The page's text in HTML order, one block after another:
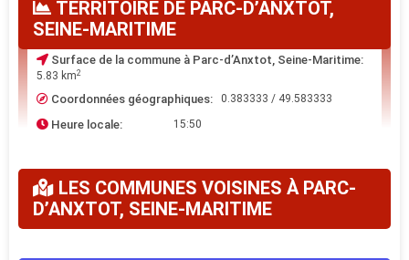
TERRITOIRE DE PARC-D’ANXTOT,
SEINE-MARITIME
Surface de la commune à Parc-d’Anxtot, Seine-Maritime:
5.83 km2
Coordonnées géographiques: 0.383333 / 49.583333
Heure locale: 15:50
LES COMMUNES VOISINES À PARC-
D’ANXTOT, SEINE-MARITIME